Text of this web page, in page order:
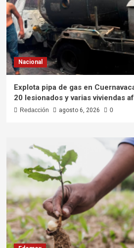
Nacional
Explota pipa de gas en
20 lesionados y varias viviendas
Redacción agosto 6, 2026 0